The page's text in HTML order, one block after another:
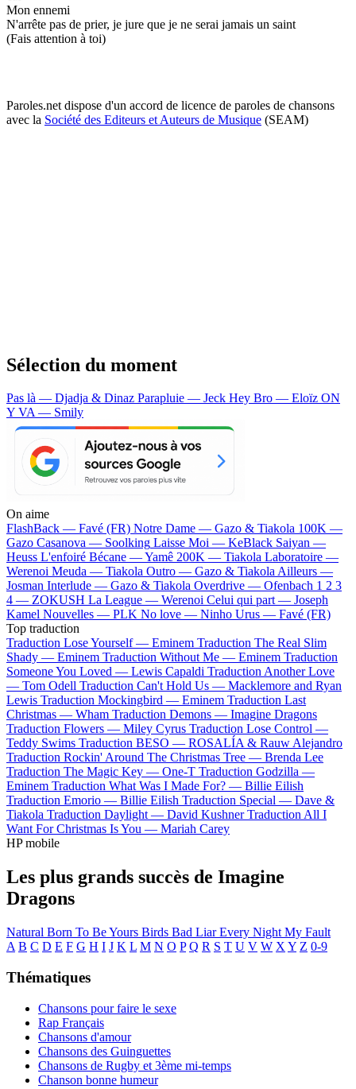
Mon ennemi
N'arrête pas de prier, je jure que je ne serai jamais un saint
(Fais attention à toi)
Paroles.net dispose d'un accord de licence de paroles de chansons
avec la Société des Editeurs et Auteurs de Musique (SEAM)
Sélection du moment
Pas là — Djadja & Dinaz Parapluie — Jeck Hey Bro — Eloïz ON
Y VA — Smily
On aime
FlashBack — Favé (FR) Notre Dame — Gazo & Tiakola 100K —
Gazo Casanova — Soolking Laisse Moi — KeBlack Saiyan —
Heuss L'enfoiré Bécane —Yamê 200K — Tiakola Laboratoire —
Werenoi Meuda — Tiakola Outro — Gazo & TiakolaAilleurs —
Josman Interlude — Gazo & Tiakola Overdrive — Ofenbach 1 2 3
4 — ZOKUSH La League — Werenoi Celui qui part — Joseph
Kamel Nouvelles — PLK No love — Ninho Urus — Favé (FR)
Top traduction
Traduction Lose Yourself — Eminem Traduction The Real Slim
Shady — Eminem Traduction Without Me — Eminem Traduction
Someone You Loved — Lewis Capaldi Traduction Another Love
— Tom Odell Traduction Can't Hold Us — Macklemore and Ryan
Lewis Traduction Mockingbird — Eminem Traduction Last
Christmas — Wham Traduction Demons — Imagine Dragons
Traduction Flowers — Miley Cyrus Traduction Lose Control —
Teddy Swims Traduction BESO — ROSALÍA & Rauw Alejandro
Traduction Rockin' Around The Christmas Tree — Brenda Lee
Traduction The Magic Key — One-T Traduction Godzilla —
Eminem Traduction What Was I Made For? — Billie Eilish
Traduction Emorio — Billie Eilish Traduction Special — Dave &
Tiakola Traduction Daylight — David Kushner Traduction All I
Want For Christmas Is You — Mariah Carey
HP mobile
Les plus grands succès de Imagine
Dragons
Natural Born To Be Yours Birds Bad LiarEvery Night My Fault
A B C D E F G H I J K L M N O P Q R S T U V W X Y Z 0-9
Thématiques
Chansons pour faire le sexe
Rap Français
Chansons d'amour
Chansons des Guinguettes
Chansons de Rugby et 3ème mi-temps
Chanson bonne humeur